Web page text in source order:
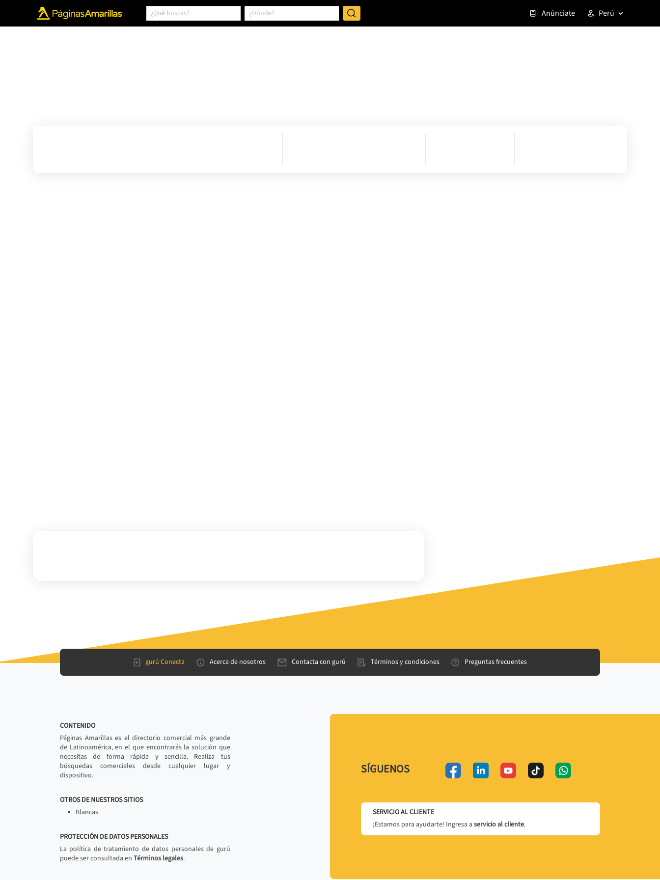
Anúnciate Perú
gurú Conecta Acerca de nosotros Contacta con gurú Términos y condiciones Preguntas frecuentes
CONTENIDO
Páginas Amarillas es el directorio comercial más grande
de Latinoamérica, en el que encontrarás la solución que
necesitas de forma rápida y sencilla. Realiza tus
búsquedas comerciales desde cualquier lugar y
dispositivo.
OTROS DE NUESTROS SITIOS
Blancas
PROTECCIÓN DE DATOS PERSONALES
La política de tratamiento de datos personales de gurú
puede ser consultada en Términos legales.
SÍGUENOS
SERVICIO AL CLIENTE
¡Estamos para ayudarte! Ingresa a servicio al cliente.